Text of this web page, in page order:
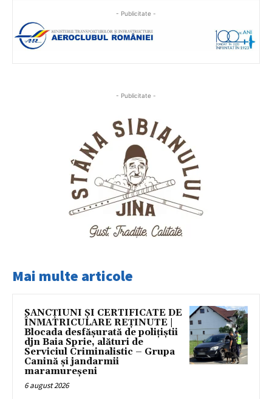
- Publicitate -
- Publicitate -
Mai multe articole
SANCȚIUNI ȘI CERTIFICATE DE
ÎNMATRICULARE REȚINUTE |
Blocada desfășurată de polițiștii
djn Baia Sprie, alături de
Serviciul Criminalistic – Grupa
Canină și jandarmii
maramureșeni
6 august 2026